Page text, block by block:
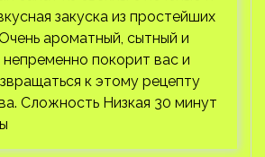
закуска из простейших
ароматный, сытный и
непременно покорит вас и
к этому рецепту
Сложность Низкая 30 минут